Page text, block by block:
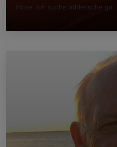
Hose. Ich suche athletische ga ...